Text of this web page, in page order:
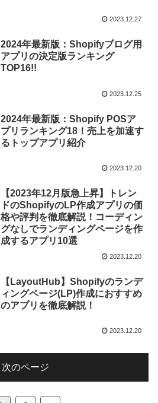
2023.12.27
2024年最新版：Shopifyブログ用
アプリの決定版ランキング
TOP16!!
2023.12.25
2024年最新版：Shopify POSア
プリランキング18！売上を加速す
るトップアプリ紹介
2023.12.20
【2023年12月版急上昇】トレン
ドのShopifyのLP作成アプリの価
格や評判を徹底解説！コーディン
グなしでランディングページを作
成するアプリ10選
2023.12.20
【LayoutHub】Shopifyのランデ
ィングページ(LP)作成におすすめ
のアプリを徹底解説！
2023.12.20
次のページ